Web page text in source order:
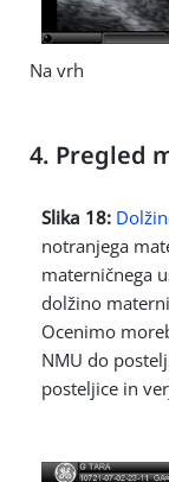
Na vrh
4. Pregled
Slika 18:
notranjega
materničnega
dolžino
Ocenimo
NMU do
posteljice in